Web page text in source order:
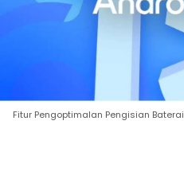
Fitur Pengoptimalan Pengisian Baterai